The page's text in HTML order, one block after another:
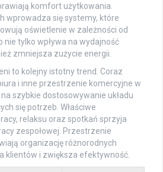
komfort użytkowania.
wprowadza się systemy, które
oświetlenie w zależności od
nie tylko wpływa na wydajność
zmniejsza zużycie energii.
to kolejny istotny trend. Coraz
i inne przestrzenie komercyjne w
szybkie dostosowywanie układu
się potrzeb. Właściwe
relaksu oraz spotkań sprzyja
zespołowej. Przestrzenie
organizację różnorodnych
klientów i zwiększa efektywność.